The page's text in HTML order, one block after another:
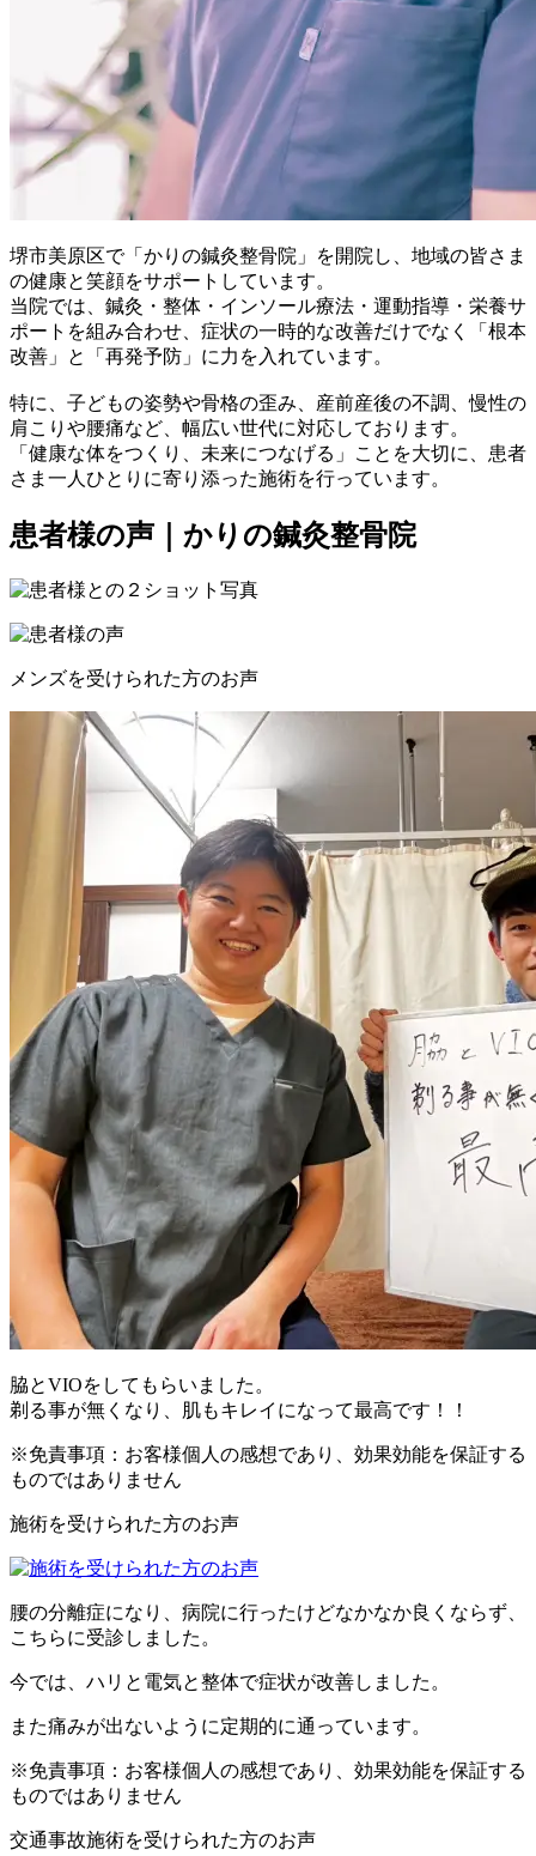
堺市美原区で「かりの鍼灸整骨院」を開院し、地域の皆さま
の健康と笑顔をサポートしています。
当院では、鍼灸・整体・インソール療法・運動指導・栄養サ
ポートを組み合わせ、症状の一時的な改善だけでなく「根本
改善」と「再発予防」に力を入れています。
特に、子どもの姿勢や骨格の歪み、産前産後の不調、慢性の
肩こりや腰痛など、幅広い世代に対応しております。
「健康な体をつくり、未来につなげる」ことを大切に、患者
さま一人ひとりに寄り添った施術を行っています。
患者様の声｜かりの鍼灸整骨院
メンズを受けられた方のお声
脇とVIOをしてもらいました。
剃る事が無くなり、肌もキレイになって最高です！！
※免責事項：お客様個人の感想であり、効果効能を保証する
ものではありません
施術を受けられた方のお声
腰の分離症になり、病院に行ったけどなかなか良くならず、
こちらに受診しました。
今では、ハリと電気と整体で症状が改善しました。
また痛みが出ないように定期的に通っています。
※免責事項：お客様個人の感想であり、効果効能を保証する
ものではありません
交通事故施術を受けられた方のお声